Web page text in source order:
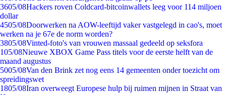
3605/08Hackers roven Coldcard-bitcoinwallets leeg voor 114 miljoen
dollar
4505/08Doorwerken na AOW-leeftijd vaker vastgelegd in cao's, moet
werken na je 67e de norm worden?
3805/08Vinted-foto's van vrouwen massaal gedeeld op seksfora
105/08Nieuwe XBOX Game Pass titels voor de eerste helft van de
maand augustus
5005/08Van den Brink zet nog eens 14 gemeenten onder toezicht om
spreidingswet
1805/08Iran overweegt Europese hulp bij ruimen mijnen in Straat van